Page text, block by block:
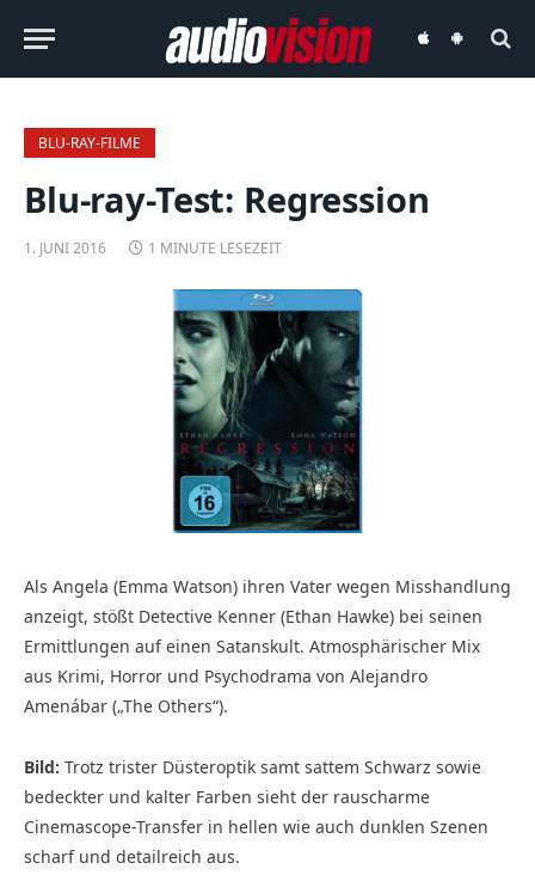
audiovisionaudiovision
BLU-RAY-FILME
Blu-ray-Test: Regression
1. JUNI 2016 1 MINUTE LESEZEIT
Als Angela (Emma Watson) ihren Vater wegen Misshandlung
anzeigt, stößt Detective Kenner (Ethan Hawke) bei seinen
Ermittlungen auf einen Satanskult. Atmosphärischer Mix
aus Krimi, Horror und Psychodrama von Alejandro
Amenábar („The Others“).
Bild: Trotz trister Düsteroptik samt sattem Schwarz sowie
bedeckter und kalter Farben sieht der rauscharme
Cinemascope-Transfer in hellen wie auch dunklen Szenen
scharf und detailreich aus.